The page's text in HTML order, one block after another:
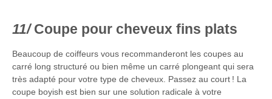
Coupe pour cheveux fins plats
Beaucoup de coiffeurs vous recommanderont les coupes au
carré long structuré ou bien même un carré plongeant qui sera
très adapté pour votre type de cheveux. Passez au court ! La
coupe boyish est bien sur une solution radicale à votre